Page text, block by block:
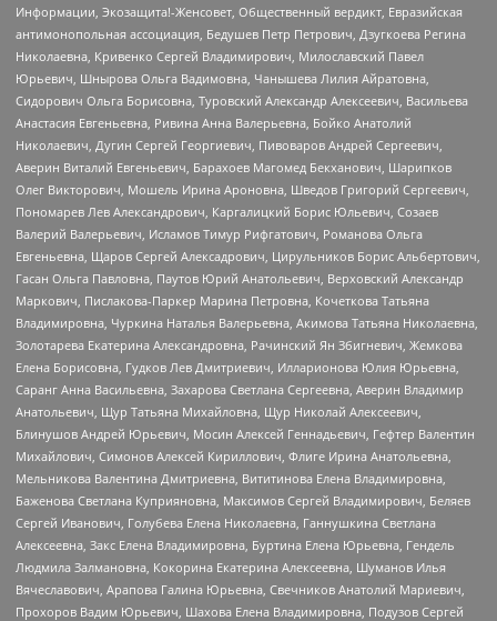
Информации, Экозащита!-Женсовет, Общественный вердикт, Евразийская
антимонопольная ассоциация, Бедушев Петр Петрович, Дзугкоева Регина
Николаевна, Кривенко Сергей Владимирович, Милославский Павел
Юрьевич, Шнырова Ольга Вадимовна, Чанышева Лилия Айратовна,
Сидорович Ольга Борисовна, Туровский Александр Алексеевич, Васильева
Анастасия Евгеньевна, Ривина Анна Валерьевна, Бойко Анатолий
Николаевич, Дугин Сергей Георгиевич, Пивоваров Андрей Сергеевич,
Аверин Виталий Евгеньевич, Барахоев Магомед Бекханович, Шарипков
Олег Викторович, Мошель Ирина Ароновна, Шведов Григорий Сергеевич,
Пономарев Лев Александрович, Каргалицкий Борис Юльевич, Созаев
Валерий Валерьевич, Исламов Тимур Рифгатович, Романова Ольга
Евгеньевна, Щаров Сергей Алексадрович, Цирульников Борис Альбертович,
Гасан Ольга Павловна, Паутов Юрий Анатольевич, Верховский Александр
Маркович, Пислакова-Паркер Марина Петровна, Кочеткова Татьяна
Владимировна, Чуркина Наталья Валерьевна, Акимова Татьяна Николаевна,
Золотарева Екатерина Александровна, Рачинский Ян Збигневич, Жемкова
Елена Борисовна, Гудков Лев Дмитриевич, Илларионова Юлия Юрьевна,
Саранг Анна Васильевна, Захарова Светлана Сергеевна, Аверин Владимир
Анатольевич, Щур Татьяна Михайловна, Щур Николай Алексеевич,
Блинушов Андрей Юрьевич, Мосин Алексей Геннадьевич, Гефтер Валентин
Михайлович, Симонов Алексей Кириллович, Флиге Ирина Анатольевна,
Мельникова Валентина Дмитриевна, Вититинова Елена Владимировна,
Баженова Светлана Куприяновна, Максимов Сергей Владимирович, Беляев
Сергей Иванович, Голубева Елена Николаевна, Ганнушкина Светлана
Алексеевна, Закс Елена Владимировна, Буртина Елена Юрьевна, Гендель
Людмила Залмановна, Кокорина Екатерина Алексеевна, Шуманов Илья
Вячеславович, Арапова Галина Юрьевна, Свечников Анатолий Мариевич,
Прохоров Вадим Юрьевич, Шахова Елена Владимировна, Подузов Сергей